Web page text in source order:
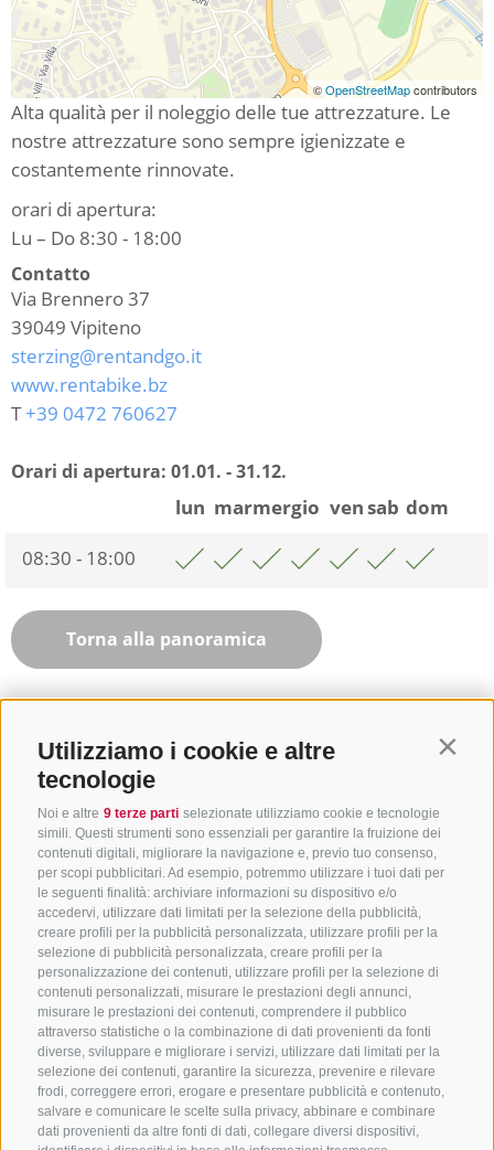
Utilizziamo i cookie e altre
tecnologie
Noi e altre 9 terze parti selezionate utilizziamo cookie e tecnologie
simili. Questi strumenti sono essenziali per garantire la fruizione dei
contenuti digitali, migliorare la navigazione e, previo tuo consenso,
per scopi pubblicitari. Ad esempio, potremmo utilizzare i tuoi dati per
le seguenti finalità: archiviare informazioni su dispositivo e/o
accedervi, utilizzare dati limitati per la selezione della pubblicità,
creare profili per la pubblicità personalizzata, utilizzare profili per la
selezione di pubblicità personalizzata, creare profili per la
personalizzazione dei contenuti, utilizzare profili per la selezione di
contenuti personalizzati, misurare le prestazioni degli annunci,
misurare le prestazioni dei contenuti, comprendere il pubblico
attraverso statistiche o la combinazione di dati provenienti da fonti
diverse, sviluppare e migliorare i servizi, utilizzare dati limitati per la
selezione dei contenuti, garantire la sicurezza, prevenire e rilevare
frodi, correggere errori, erogare e presentare pubblicità e contenuto,
salvare e comunicare le scelte sulla privacy, abbinare e combinare
dati provenienti da altre fonti di dati, collegare diversi dispositivi,
©OpenStreetMapcontributors
Alta qualità per il noleggio delle tue attrezzature. Le
nostre attrezzature sono sempre igienizzate e
costantemente rinnovate.
orari di apertura:
Lu – Do 8:30 - 18:00
Contatto
Via Brennero 37
39049 Vipiteno
sterzing@rentandgo.it
www.rentabike.bz
T+39 0472 760627
Orari di apertura: 01.01. - 31.12.
lun marmergio vensab dom
08:30 - 18:00
Torna alla panoramica
CONTATTACI
+39 0472 765325/+39 0472 760608/+39 0472
632372
info@sterzing-ratschings.it